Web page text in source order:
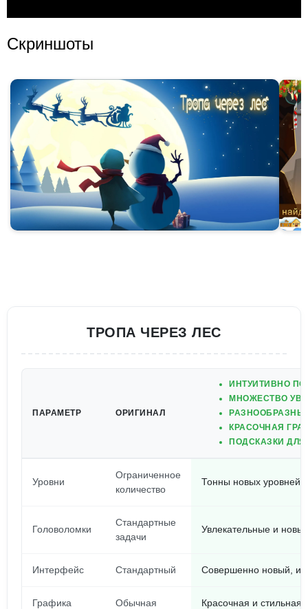
Скриншоты
ТРОПА ЧЕРЕЗ ЛЕС
ПАРАМЕТР ОРИГИНАЛ
ИНТУИТИВНО
МНОЖЕСТВО
КРАСОЧНАЯ
ПОДСКАЗКИ
Уровни
Ограниченное
количество
Тонны новых уровней
Головоломки
Стандартные
задачи
Увлекательные и
Интерфейс Стандартный Совершенно новый,
Графика Обычная Красочная и